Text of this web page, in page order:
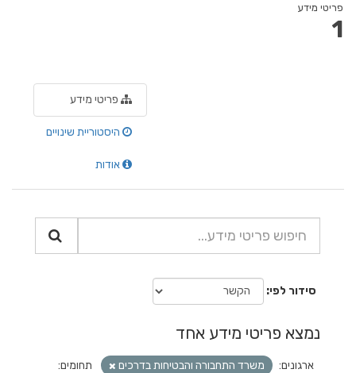
פריטי מידע
1
פריטי מידע
היסטוריית שינויים
אודות
סידור לפי
נמצא פריטי מידע אחד
ארגונים: משרד התחבורה והבטיחות בדרכים
תחומים: